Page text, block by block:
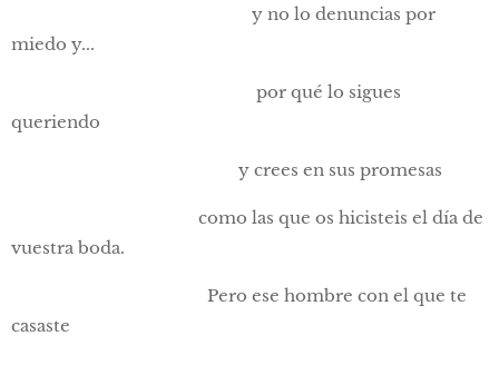
y no lo denuncias por
miedo y...
por qué lo sigues
queriendo
y crees en sus promesas
como las que os hicisteis el día de
vuestra boda.
Pero ese hombre con el que te
casaste